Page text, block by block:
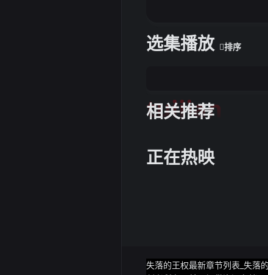
选集播放 排序
相关推荐
tuijian
正在热映
失落的王权最新章节列表_失落